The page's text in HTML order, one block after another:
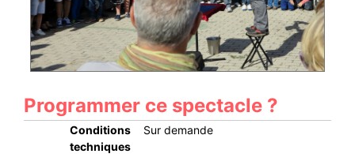
Programmer ce spectacle ?
Conditions
techniques
Sur demande